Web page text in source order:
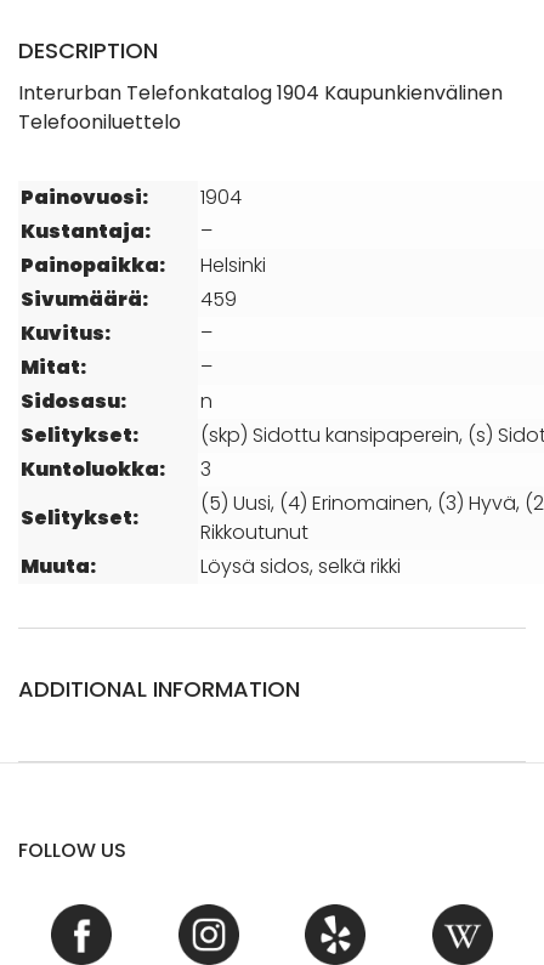
DESCRIPTION
Interurban Telefonkatalog 1904 Kaupunkienvälinen
Telefooniluettelo
Painovuosi:
1904
Kustantaja:
–
Painopaikka:
Helsinki
Sivumäärä:
459
Kuvitus:
–
Mitat:
–
Sidosasu:
n
Selitykset:
(skp) Sidottu kansipaperein, (s)
Kuntoluokka:
3
Selitykset:
(5) Uusi, (4) Erinomainen, (3) Hyvä,
Rikkoutunut
Muuta:
Löysä sidos, selkä rikki
ADDITIONAL INFORMATION
FOLLOW US